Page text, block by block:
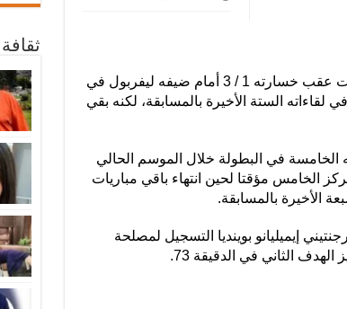
وارتفع رصيد أستون فيلا، الذي عاد لطريق الانتصارات عقب خسارته 1 / 3 أمام ضيفه ليفربول في
فوزه الرابع في لقاءاته الستة الأخيرة بالمسابقة، لكنه بقي
الخامسة في البطولة خلال الموسم الحالي
عند 30 نقطة في المركز الخامس مؤقتا لحين انتهاء باقي مباريات
الأخيرة بالمسابقة.
إيميليانو بوينديا التسجيل لمصلحة